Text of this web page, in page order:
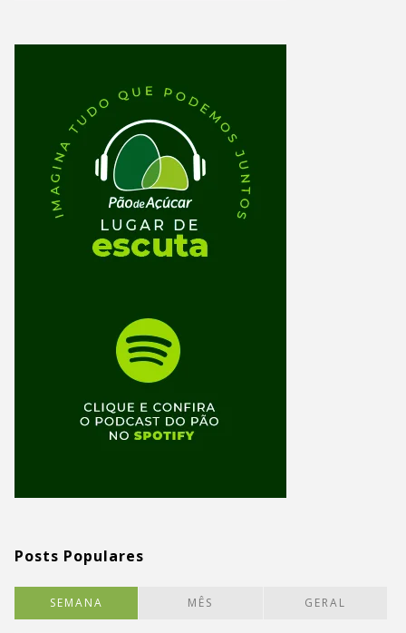
Posts Populares
SEMANA MÊS GERAL